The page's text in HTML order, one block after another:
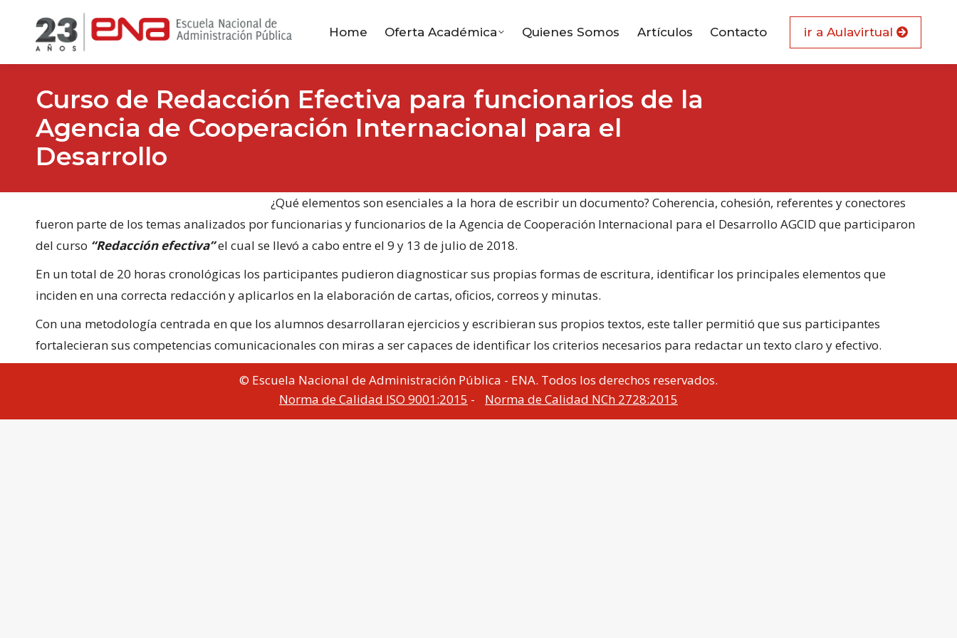
Home Oferta Académica Quienes Somos Artículos Contacto ir a Aulavirtual
Curso de Redacción Efectiva para funcionarios de la
Agencia de Cooperación Internacional para el
Desarrollo
¿Qué elementos son esenciales a la hora de escribir un documento? Coherencia, cohesión, referentes y conectores
fueron parte de los temas analizados por funcionarias y funcionarios de la Agencia de Cooperación Internacional para el Desarrollo AGCID que participaron
del curso “Redacción efectiva”el cual se llevó a cabo entre el 9 y 13 de julio de 2018.
En un total de 20 horas cronológicas los participantes pudieron diagnosticar sus propias formas de escritura, identificar los principales elementos que
inciden en una correcta redacción y aplicarlos en la elaboración de cartas, oficios, correos y minutas.
Con una metodología centrada en que los alumnos desarrollaran ejercicios y escribieran sus propios textos, este taller permitió que sus participantes
fortalecieran sus competencias comunicacionales con miras a ser capaces de identificar los criterios necesarios para redactar un texto claro y efectivo.
© Escuela Nacional de Administración Pública - ENA. Todos los derechos reservados.
Norma de Calidad ISO 9001:2015 - Norma de Calidad NCh 2728:2015